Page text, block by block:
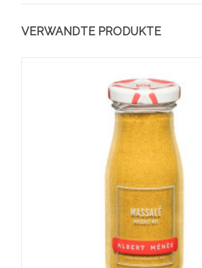
VERWANDTE PRODUKTE